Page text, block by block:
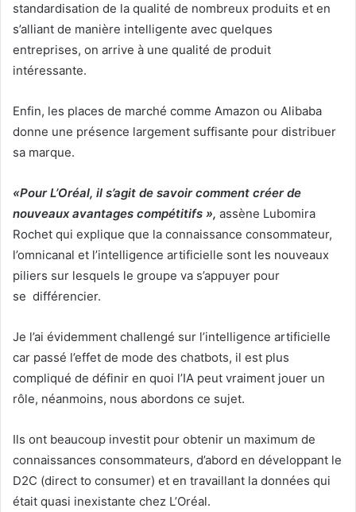
standardisation de la qualité de nombreux produits et en
s’alliant de manière intelligente avec quelques
entreprises, on arrive à une qualité de produit
intéressante.
Enfin, les places de marché comme Amazon ou Alibaba
donne une présence largement suffisante pour distribuer
sa marque.
«Pour L’Oréal, il s’agit de savoir comment créer de
nouveaux avantages compétitifs », assène Lubomira
Rochet qui explique que la connaissance consommateur,
l’omnicanal et l’intelligence artificielle sont les nouveaux
piliers sur lesquels le groupe va s’appuyer pour
se différencier.
Je l’ai évidemment challengé sur l’intelligence artificielle
car passé l’effet de mode des chatbots, il est plus
compliqué de définir en quoi l’IA peut vraiment jouer un
rôle, néanmoins, nous abordons ce sujet.
Ils ont beaucoup investit pour obtenir un maximum de
connaissances consommateurs, d’abord en développant le
D2C (direct to consumer) et en travaillant la données qui
était quasi inexistante chez L’Oréal.